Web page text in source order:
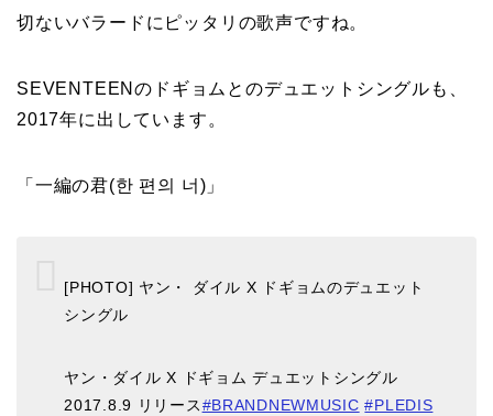
切ないバラードにピッタリの歌声ですね。
SEVENTEENのドギョムとのデュエットシングルも、
2017年に出しています。
「一編の君(한 편의 너)」
[PHOTO] ヤン・ ダイル X ドギョムのデュエット
シングル
ヤン・ダイル X ドギョム デュエットシングル
2017.8.9 リリース#BRANDNEWMUSIC #PLEDIS